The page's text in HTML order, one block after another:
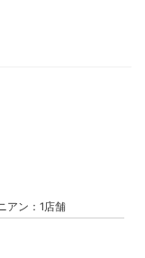
アン：1店舗